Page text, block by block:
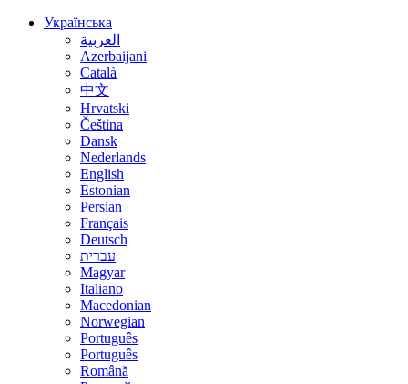
Українська
العربية
Azerbaijani
Català
中文
Hrvatski
Čeština
Dansk
Nederlands
English
Estonian
Persian
Français
Deutsch
עברית
Magyar
Italiano
Macedonian
Norwegian
Português
Português
Română